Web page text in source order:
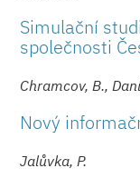
Simulační
společnosti
Chramcov, B.,
Nový
Jalůvka, P.